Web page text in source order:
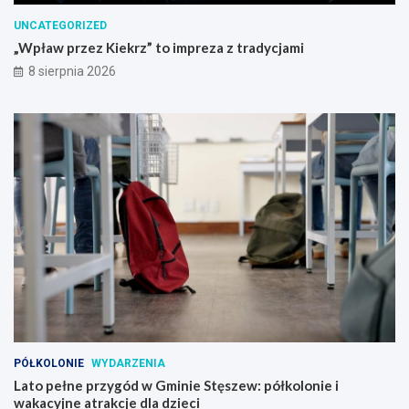
o
w
y
m
a
o
b
s
e
m
!
UNCATEGORIZED
„Wpław przez Kiekrz” to impreza z tradycjami
8 sierpnia 2026
PÓŁKOLONIE WYDARZENIA
Lato pełne przygód w Gminie Stęszew: półkolonie i
wakacyjne atrakcje dla dzieci